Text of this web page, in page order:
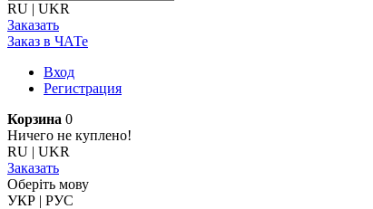
RU | UKR
Заказать
Заказ в ЧАТе
Вход
Регистрация
Корзина 0
Ничего не куплено!
RU | UKR
Заказать
Оберiть мову
УКР | РУС